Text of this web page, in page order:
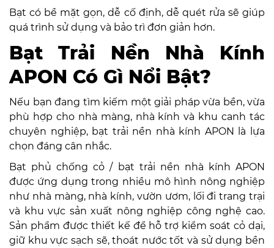
Bạt có bề mặt gọn, dễ cố định, dễ quét rửa sẽ giúp
quá trình sử dụng và bảo trì đơn giản hơn.
Bạt Trải Nền Nhà Kính
APON Có Gì Nổi Bật?
Nếu bạn đang tìm kiếm một giải pháp vừa bền, vừa
phù hợp cho nhà màng, nhà kính và khu canh tác
chuyên nghiệp, bạt trải nền nhà kính APON là lựa
chọn đáng cân nhắc.
Bạt phủ chống cỏ / bạt trải nền nhà kính APON
được ứng dụng trong nhiều mô hình nông nghiệp
như nhà màng, nhà kính, vườn ươm, lối đi trang trại
và khu vực sản xuất nông nghiệp công nghệ cao.
Sản phẩm được thiết kế để hỗ trợ kiểm soát cỏ dại,
giữ khu vực sạch sẽ, thoát nước tốt và sử dụng bền